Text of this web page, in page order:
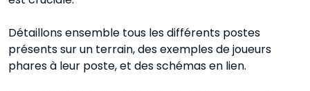
Détaillons ensemble tous les différents postes
présents sur un terrain, des exemples de joueurs
phares à leur poste, et des schémas en lien.